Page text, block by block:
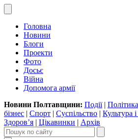
Головна
Новини
Блоги
Проекти
Фото
Досьє
Війна
Допомога армії
Новини Полтавщини: Події|
бізнес | Спорт | Суспільство | Культура і
Здоров’я | Цікавинки | Архів